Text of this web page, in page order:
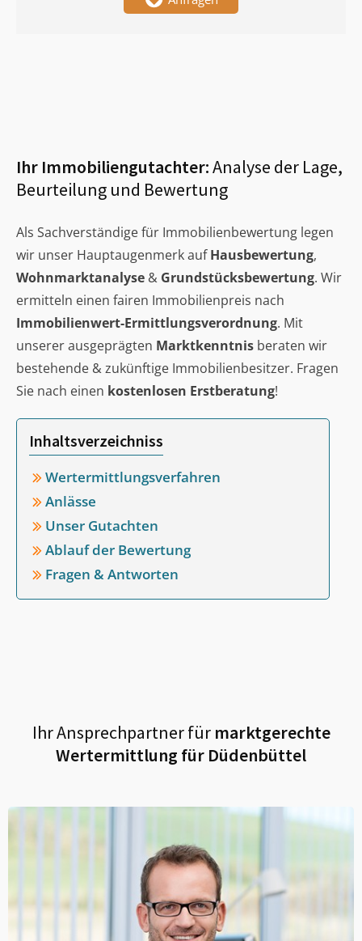
Ihr Immobiliengutachter:Analyse der Lage,
Beurteilung und Bewertung
Als Sachverständige für Immobilienbewertung legen
wir unser Hauptaugenmerk aufHausbewertung,
Wohnmarktanalyse & Grundstücksbewertung. Wir
ermitteln einen fairen Immobilienpreis nach
Immobilienwert-Ermittlungsverordnung. Mit
unserer ausgeprägten Marktkenntnis beraten wir
bestehende & zukünftige Immobilienbesitzer. Fragen
Sie nach einen kostenlosen Erstberatung!
Inhaltsverzeichniss
Wertermittlungsverfahren
Anlässe
Unser Gutachten
Ablauf der Bewertung
Fragen & Antworten
Ihr Ansprechpartner fürmarktgerechte
Wertermittlung für Düdenbüttel